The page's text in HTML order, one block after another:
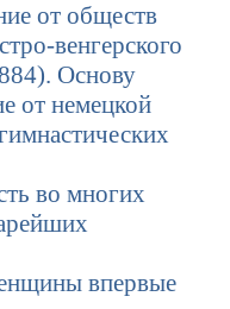
от обществ
венгерского
Основу
от немецкой
во многих
впервые